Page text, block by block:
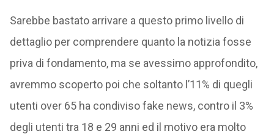
Sarebbe bastato arrivare a questo primo livello di
dettaglio per comprendere quanto la notizia fosse
priva di fondamento, ma se avessimo approfondito,
avremmo scoperto poi che soltanto l’11% di quegli
utenti over 65 ha condiviso fake news, contro il 3%
degli utenti tra 18 e 29 anni ed il motivo era molto